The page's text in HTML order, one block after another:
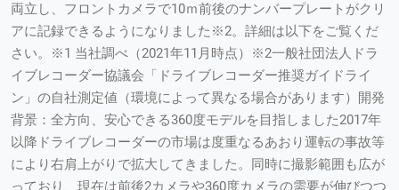
両立し、フロントカメラで10ｍ前後のナンバープレートがクリ
アに記録できるようになりました※2。詳細は以下をご覧くだ
さい。※1 当社調べ（2021年11月時点）※2一般社団法人ドラ
イブレコーダー協議会「ドライブレコーダー推奨ガイドライ
ン」の自社測定値（環境によって異なる場合があります）開発
背景：全方向、安心できる360度モデルを目指しました2017年
以降ドライブレコーダーの市場は度重なるあおり運転の事故等
により右肩上がりで拡大してきました。同時に撮影範囲も広が